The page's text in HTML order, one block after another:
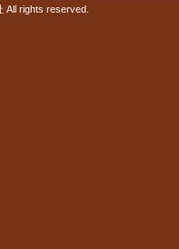
All rights reserved.